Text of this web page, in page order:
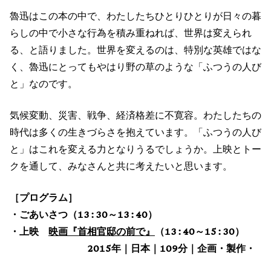
魯迅はこの本の中で、わたしたちひとりひとりが日々の暮
らしの中で小さな行為を積み重ねれば、世界は変えられ
る、と語りました。世界を変えるのは、特別な英雄ではな
く、魯迅にとってもやはり野の草のような「ふつうの人び
と」なのです。
気候変動、災害、戦争、経済格差に不寛容。わたしたちの
時代は多くの生きづらさを抱えています。「ふつうの人び
と」はこれを変える力となりうるでしょうか。上映とトー
クを通して、みなさんと共に考えたいと思います。
［プログラム］
・ごあいさつ（13:30～13:40）
・上映 映画『首相官邸の前で』
（13:40～15:30）
2015年｜日本｜109分｜企画・製作・